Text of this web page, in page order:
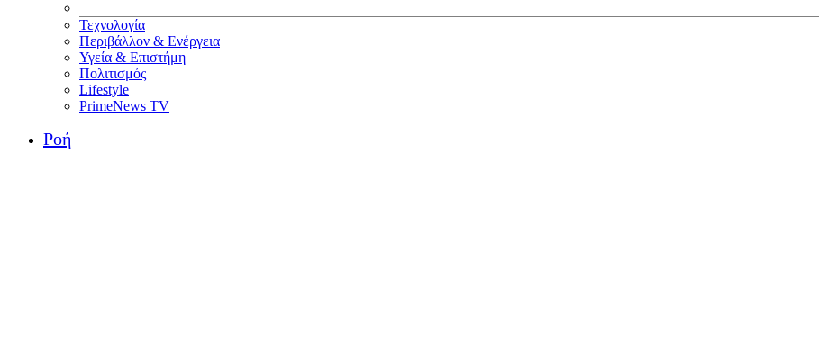
Τεχνολογία
Περιβάλλον & Ενέργεια
Υγεία & Επιστήμη
Πολιτισμός
Lifestyle
PrimeNews TV
Ροή